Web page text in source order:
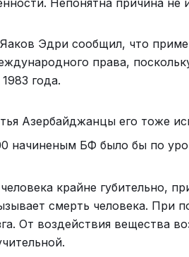
Непонятна причина не
Эдри сообщил, что
права,
года.
Азербайджанцы его тоже
начиненым БФ было бы по
крайне губительно,
смерть человека. При
От воздействия вещества